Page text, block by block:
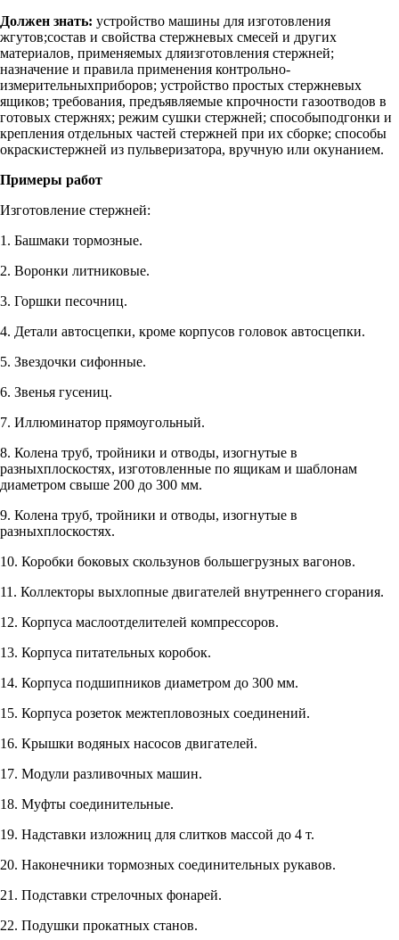
Должен знать: устройство машины для изготовления
жгутов;состав и свойства стержневых смесей и других
материалов, применяемых дляизготовления стержней;
назначение и правила применения контрольно-
измерительныхприборов; устройство простых стержневых
ящиков; требования, предъявляемые кпрочности газоотводов в
готовых стержнях; режим сушки стержней; способыподгонки и
крепления отдельных частей стержней при их сборке; способы
окраскистержней из пульверизатора, вручную или окунанием.
Примеры работ
Изготовление стержней:
1. Башмаки тормозные.
2. Воронки литниковые.
3. Горшки песочниц.
4. Детали автосцепки, кроме корпусов головок автосцепки.
5. Звездочки сифонные.
6. Звенья гусениц.
7. Иллюминатор прямоугольный.
8. Колена труб, тройники и отводы, изогнутые в
разныхплоскостях, изготовленные по ящикам и шаблонам
диаметром свыше 200 до 300 мм.
9. Колена труб, тройники и отводы, изогнутые в
разныхплоскостях.
10. Коробки боковых скользунов большегрузных вагонов.
11. Коллекторы выхлопные двигателей внутреннего сгорания.
12. Корпуса маслоотделителей компрессоров.
13. Корпуса питательных коробок.
14. Корпуса подшипников диаметром до 300 мм.
15. Корпуса розеток межтепловозных соединений.
16. Крышки водяных насосов двигателей.
17. Модули разливочных машин.
18. Муфты соединительные.
19. Надставки изложниц для слитков массой до 4 т.
20. Наконечники тормозных соединительных рукавов.
21. Подставки стрелочных фонарей.
22. Подушки прокатных станов.